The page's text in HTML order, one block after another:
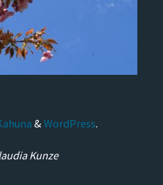
& WordPress.
Kunze